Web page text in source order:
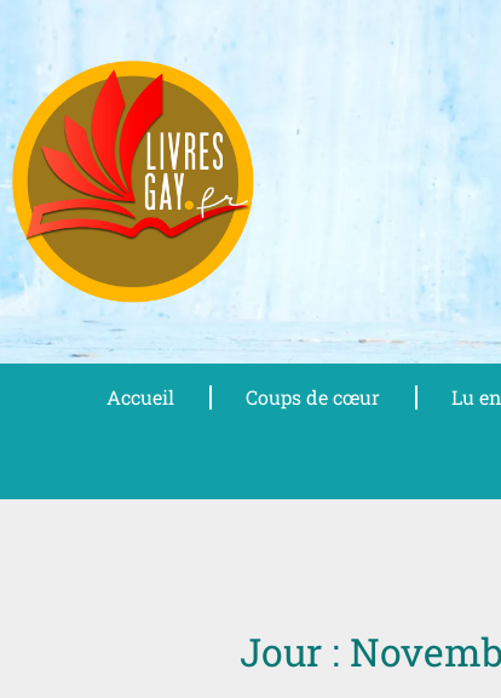
Aller
contenu
Accueil Coups de cœur Lu
Jour :